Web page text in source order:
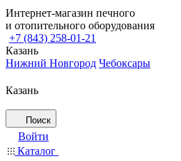
Интернет-магазин печного
и отопительного оборудования
+7 (843) 258-01-21
Казань
Нижний Новгород Чебоксары
Казань
Поиск
Войти
Каталог